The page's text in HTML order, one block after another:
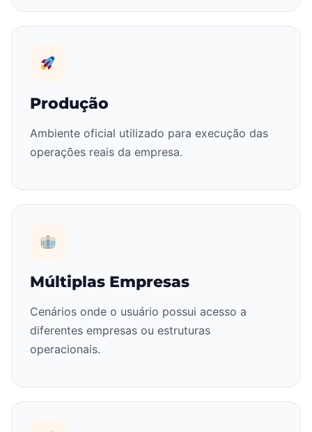
Produção
Ambiente oficial utilizado para execução das
operações reais da empresa.
Múltiplas Empresas
Cenários onde o usuário possui acesso a
diferentes empresas ou estruturas
operacionais.